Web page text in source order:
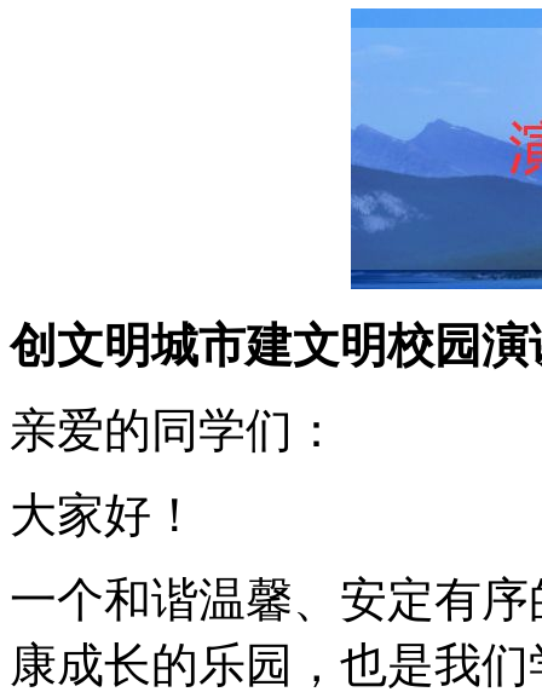
创文明城市建文明校园演
亲爱的同学们：
大家好！
一个和谐温馨、安定有
康成长的乐园，也是我